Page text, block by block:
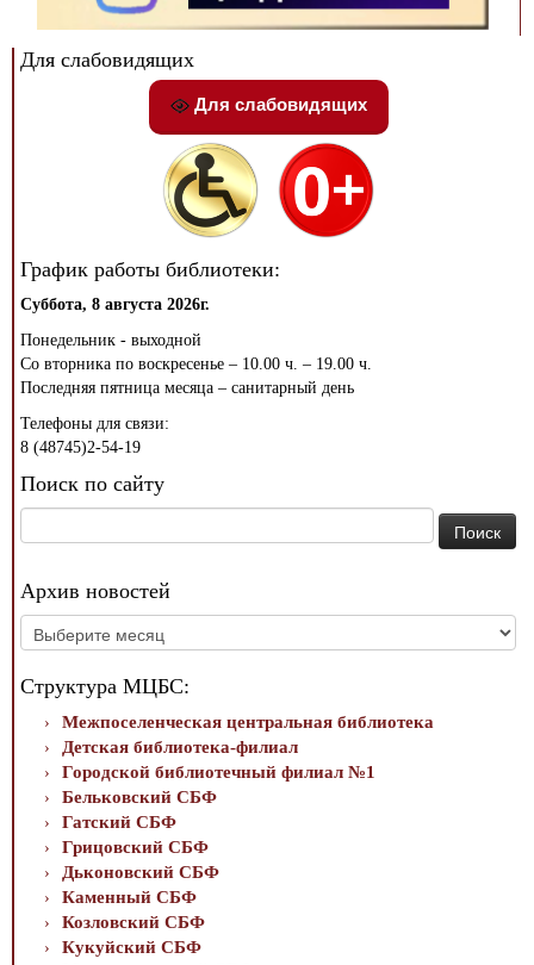
Для слабовидящих
Для слабовидящих
График работы библиотеки:
Суббота, 8 августа 2026г.
Понедельник - выходной
Со вторника по воскресенье – 10.00 ч. – 19.00 ч.
Последняя пятница месяца – санитарный день
Телефоны для связи:
8 (48745)2-54-19
Поиск по сайту
Архив новостей
Архив
новостей
Структура МЦБС:
Межпоселенческая центральная библиотека
Детская библиотека-филиал
Городской библиотечный филиал №1
Бельковский СБФ
Гатский СБФ
Грицовский СБФ
Дьконовский СБФ
Каменный СБФ
Козловский СБФ
Кукуйский СБФ